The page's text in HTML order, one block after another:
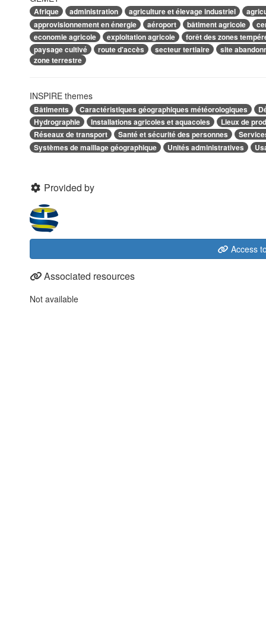
Afrique administration agriculture et élevage industriel
approvisionnement en énergie
aéroport bâtiment agricole
economie agricole
exploitation agricole
forêt des zones
paysage cultivé
route d'accès secteur tertiaire
site
zone terrestre
INSPIRE themes
Bâtiments Caractéristiques géographiques météorologiques
Hydrographie
Installations agricoles et aquacoles
Lieux de
Réseaux de transport
Santé et sécurité des personnes
Systèmes de maillage géographique
Unités administratives
Provided by
Access
Associated resources
Not available